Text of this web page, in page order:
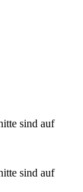
sind auf
sind auf